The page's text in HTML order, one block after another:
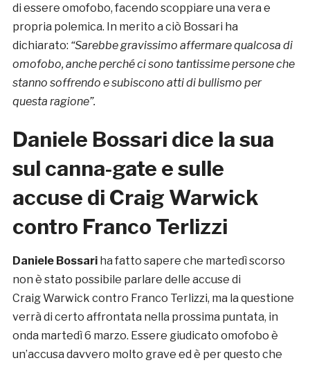
di essere omofobo, facendo scoppiare una vera e
propria polemica. In merito a ciò Bossari ha
dichiarato: “Sarebbe gravissimo affermare qualcosa di
omofobo, anche perché ci sono tantissime persone che
stanno soffrendo e subiscono atti di bullismo per
questa ragione”.
Daniele Bossari dice la sua
sul canna-gate e sulle
accuse di Craig Warwick
contro Franco Terlizzi
Daniele Bossariha fatto sapere che martedì scorso
non è stato possibile parlare delle accuse di
Craig Warwick contro Franco Terlizzi, ma la questione
verrà di certo affrontata nella prossima puntata, in
onda martedì 6 marzo. Essere giudicato omofobo è
un’accusa davvero molto grave ed è per questo che